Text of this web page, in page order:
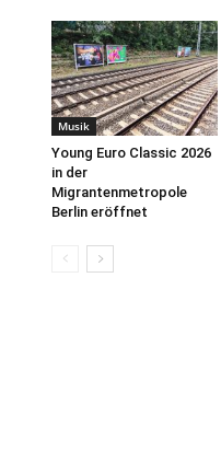
Musik
Young Euro Classic 2026
in der
Migrantenmetropole
Berlin eröffnet